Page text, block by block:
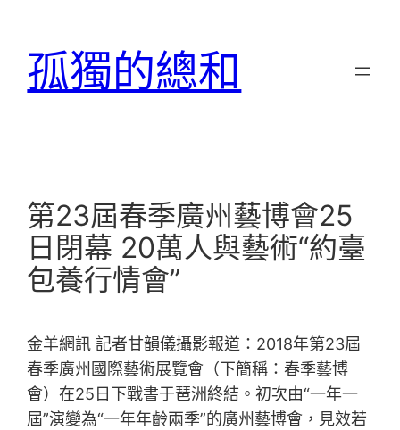
孤獨的總和
第23屆春季廣州藝博會25
日閉幕 20萬人與藝術“約臺
包養行情會”
金羊網訊 記者甘韻儀攝影報道：2018年第23屆
春季廣州國際藝術展覽會（下簡稱：春季藝博
會）在25日下戰書于琶洲終結。初次由“一年一
屆”演變為“一年年齡兩季”的廣州藝博會，見效若